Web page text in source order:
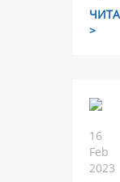
>
16
Feb
2023